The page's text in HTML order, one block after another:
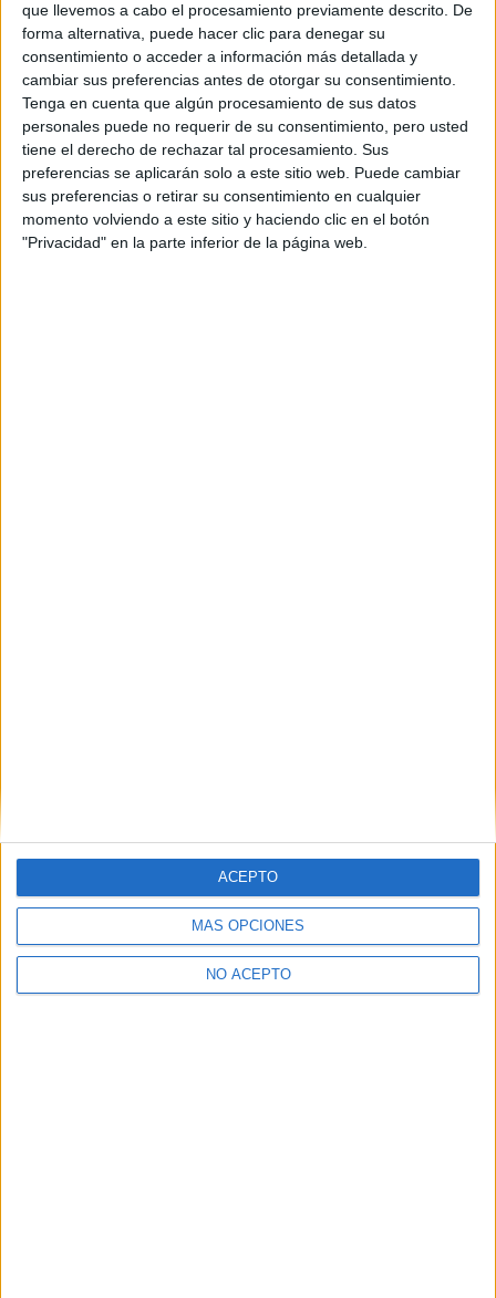
que llevemos a cabo el procesamiento previamente descrito. De
forma alternativa, puede hacer clic para denegar su
consentimiento o acceder a información más detallada y
cambiar sus preferencias antes de otorgar su consentimiento.
Tenga en cuenta que algún procesamiento de sus datos
personales puede no requerir de su consentimiento, pero usted
tiene el derecho de rechazar tal procesamiento. Sus
preferencias se aplicarán solo a este sitio web. Puede cambiar
sus preferencias o retirar su consentimiento en cualquier
momento volviendo a este sitio y haciendo clic en el botón
"Privacidad" en la parte inferior de la página web.
MÁS OPCIONES
NO ACEPTO
ACEPTO
Soy estudiante de:*
Términos y Condiciones de Uso
Aceptolos Términos y Condicionesde uso*
Y como regalo de agradecimiento, por registrarte te daremos
gratis una copia de nuestro ebook con 100 consejos para tu
primer año de universidad